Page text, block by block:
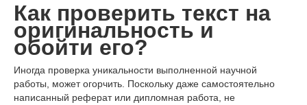
Как проверить текст на
оригинальность и
обойти его?
Иногда проверка уникальности выполненной научной
работы, может огорчить. Поскольку даже самостоятельно
написанный реферат или дипломная работа, не